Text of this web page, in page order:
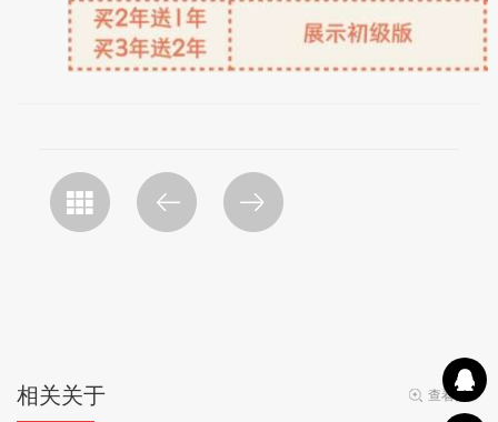
相关关于 查看更多